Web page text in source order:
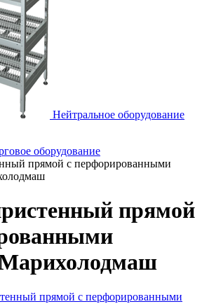
Нейтральное оборудование
оборудование
прямой с перфорированными
прямой